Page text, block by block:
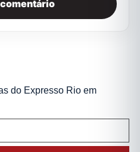
do Expresso Rio em